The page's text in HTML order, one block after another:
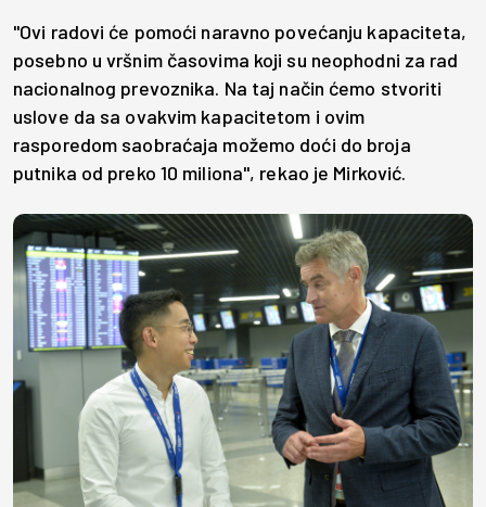
"Ovi radovi će pomoći naravno povećanju kapaciteta,
posebno u vršnim časovima koji su neophodni za rad
nacionalnog prevoznika. Na taj način ćemo stvoriti
uslove da sa ovakvim kapacitetom i ovim
rasporedom saobraćaja možemo doći do broja
putnika od preko 10 miliona", rekao je Mirković.